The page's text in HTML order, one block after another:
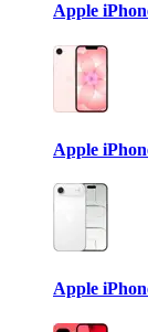
Apple
Apple
Apple